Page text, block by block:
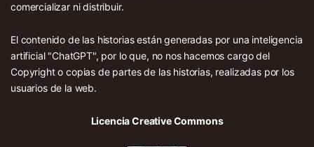
comercializar ni distribuir.
El contenido de las historias están generadas por una inteligencia
artificial "ChatGPT", por lo que, no nos hacemos cargo del
Copyright o copias de partes de las historias, realizadas por los
usuarios de la web.
Licencia Creative Commons